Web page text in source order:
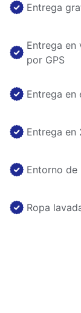
Entrega
Entrega en
por GPS
Entrega en
Entrega en
Entorno
Ropa